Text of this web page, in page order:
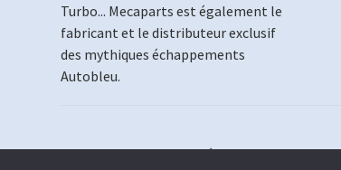
Turbo... Mecaparts est également le
fabricant et le distributeur exclusif
des mythiques échappements
Autobleu.
© MECAPARTS 2021 ~ création site